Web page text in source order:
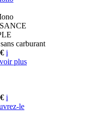
carburant
i
plus
i
le